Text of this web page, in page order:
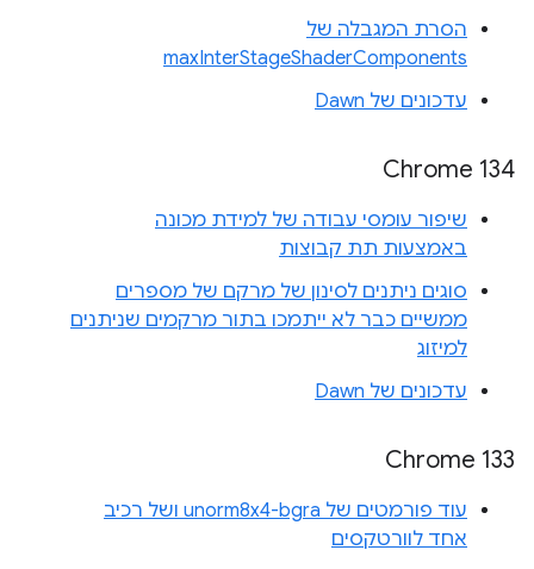
הסרת המגבלה של
maxInterStageShaderComponents
עדכונים של Dawn
Chrome 134
שיפור עומסי עבודה של למידת מכונה
באמצעות תת קבוצות
סוגים ניתנים לסינון של מרקם של מספרים
ממשיים כבר לא ייתמכו בתור מרקמים שניתנים
למיזוג
עדכונים של Dawn
Chrome 133
עוד פורמטים של unorm8x4-bgra ושל רכיב
אחד לוורטקסים